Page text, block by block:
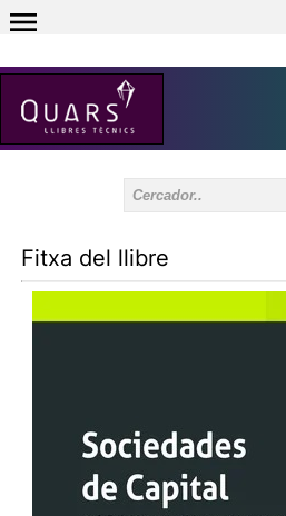
Inici sessió 0
Fitxa del llibre